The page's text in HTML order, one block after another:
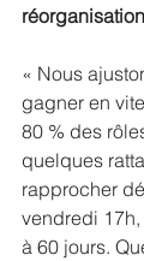
« Nous
gagner en
80 % des
quelques
rapprocher
vendredi
à 60 jours.